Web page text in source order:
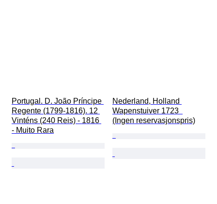
Portugal. D. João Príncipe
Regente (1799-1816). 12
Vinténs (240 Reis) - 1816
- Muito Rara
Nederland, Holland
Wapenstuiver 1723
(Ingen reservasjonspris)